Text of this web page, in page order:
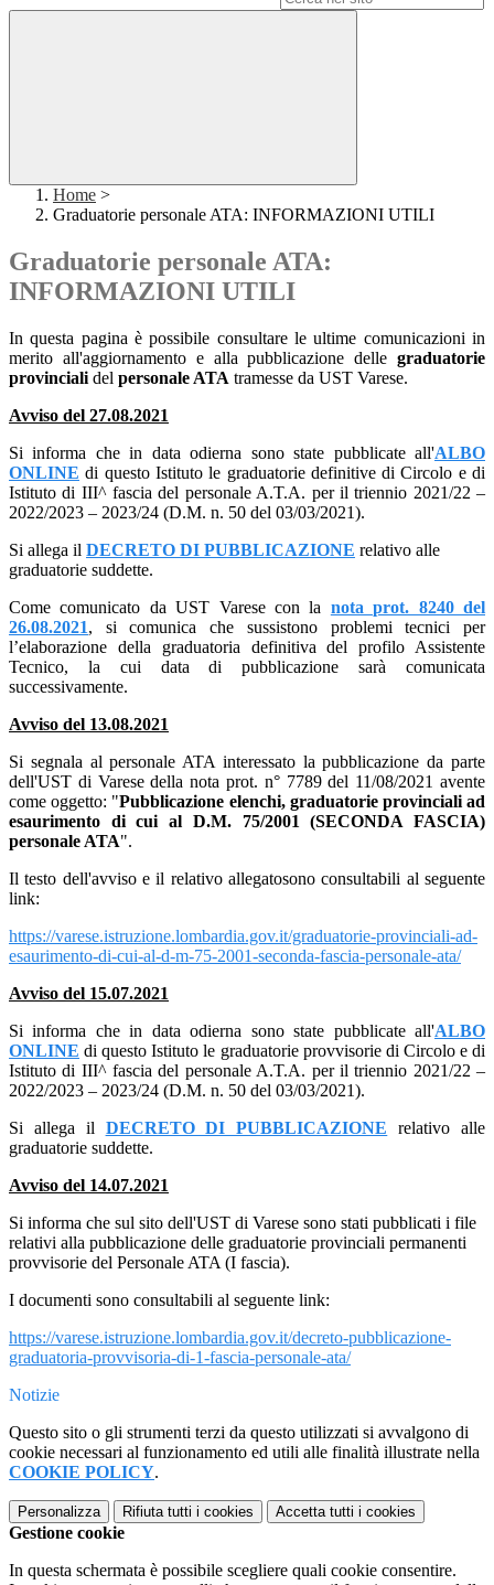
Home >
Graduatorie personale ATA: INFORMAZIONI UTILI
Graduatorie personale ATA:
INFORMAZIONI UTILI
In questa pagina è possibile consultare le ultime comunicazioni in
merito all'aggiornamento e alla pubblicazione delle graduatorie
provinciali del personale ATA tramesse da UST Varese.
Avviso del 27.08.2021
Si informa che in data odierna sono state pubblicate all'ALBO
ONLINE di questo Istituto le graduatorie definitive di Circolo e di
Istituto di III^ fascia del personale A.T.A. per il triennio 2021/22 –
2022/2023 – 2023/24 (D.M. n. 50 del 03/03/2021).
Si allega il DECRETO DI PUBBLICAZIONE relativo alle
graduatorie suddette.
Come comunicato da UST Varese con la nota prot. 8240 del
26.08.2021, si comunica che sussistono problemi tecnici per
l’elaborazione della graduatoria definitiva del profilo Assistente
Tecnico, la cui data di pubblicazione sarà comunicata
successivamente.
Avviso del 13.08.2021
Si segnala al personale ATA interessato la pubblicazione da parte
dell'UST di Varese della nota prot. n° 7789 del 11/08/2021 avente
come oggetto: "Pubblicazione elenchi, graduatorie provinciali ad
esaurimento di cui al D.M. 75/2001 (SECONDA FASCIA)
personale ATA".
Il testo dell'avviso e il relativo allegatosono consultabili al seguente
link:
https://varese.istruzione.lombardia.gov.it/graduatorie-provinciali-ad-
esaurimento-di-cui-al-d-m-75-2001-seconda-fascia-personale-ata/
Avviso del 15.07.2021
Si informa che in data odierna sono state pubblicate all'ALBO
ONLINE di questo Istituto le graduatorie provvisorie di Circolo e di
Istituto di III^ fascia del personale A.T.A. per il triennio 2021/22 –
2022/2023 – 2023/24 (D.M. n. 50 del 03/03/2021).
Si allega il DECRETO DI PUBBLICAZIONE relativo alle
graduatorie suddette.
Avviso del 14.07.2021
Si informa che sul sito dell'UST di Varese sono stati pubblicati i file
relativi alla pubblicazione delle graduatorie provinciali permanenti
provvisorie del Personale ATA (I fascia).
I documenti sono consultabili al seguente link:
https://varese.istruzione.lombardia.gov.it/decreto-pubblicazione-
graduatoria-provvisoria-di-1-fascia-personale-ata/
Notizie
Questo sito o gli strumenti terzi da questo utilizzati si avvalgono di
cookie necessari al funzionamento ed utili alle finalità illustrate nella
COOKIE POLICY.
Personalizza Rifiuta tutti i cookies Accetta tutti i cookies
Gestione cookie
In questa schermata è possibile scegliere quali cookie consentire.